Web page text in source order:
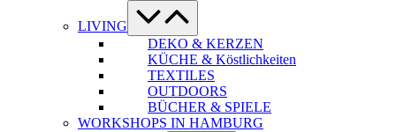
LIVING
Menü-
Schalter
DEKO & KERZEN
KÜCHE & Köstlichkeiten
TEXTILES
OUTDOORS
BÜCHER & SPIELE
WORKSHOPS IN HAMBURG